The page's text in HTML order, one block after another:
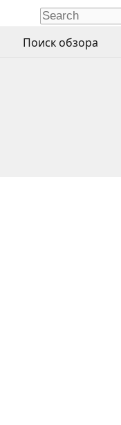
Поиск обзора